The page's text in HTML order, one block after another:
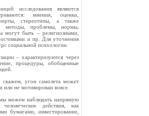
исследования являются
мнения, оценки,
стереотипы, а также
методы, проблемы, нормы,
могут быть – религиозными,
и пр. Для уточнения
социаль­ной психологии.
– характеризуются через
процедуры, обобщенные
скажем, угон самолета может
или не мотивирован вовсе.
можем наблюдать напрямую
действия, как
бумагами, инвестирование,